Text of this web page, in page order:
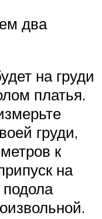
два
на груди
платья.
груди,
к
на